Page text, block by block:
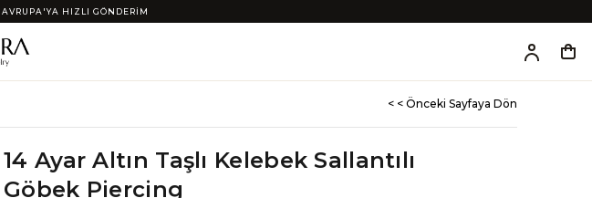
AVRUPA'YA HIZLI GÖNDERİM
< < Önceki Sayfaya Dön
14 Ayar Altın Taşlı Kelebek Sallantılı
Göbek Piercing